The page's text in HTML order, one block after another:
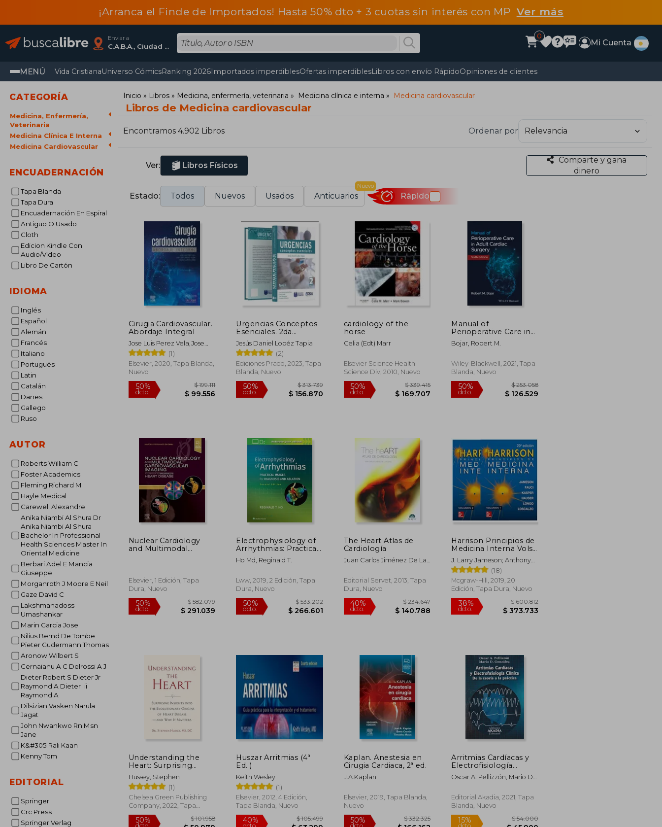
¡Arranca el Finde de Importados! Hasta 50% dto + 3 cuotas sin interés con MP Ver más
Enviar a
C.A.B.A., Ciudad Autónoma De Buenos Aires
0
Mi Cuenta
MENÚ Vida CristianaUniverso CómicsRanking 2026Importados imperdiblesOfertas imperdiblesLibros con envío RápidoOpiniones de clientes
CATEGORÍA
Medicina, Enfermería,
Veterinaria
Medicina Clínica E Interna
Medicina Cardiovascular
ENCUADERNACIÓN
Tapa Blanda
Tapa Dura
Encuadernación En Espiral
Antiguo O Usado
Cloth
Edicion Kindle Con
Audio/Video
Libro De Cartón
IDIOMA
Inglés
Español
Alemán
Francés
Italiano
Portugués
Latin
Catalán
Danes
Gallego
Ruso
AUTOR
Roberts William C
Foster Academics
Fleming Richard M
Hayle Medical
Carewell Alexandre
Anika Niambi Al Shura Dr
Anika Niambi Al Shura
Bachelor In Professional
Health Sciences Master In
Oriental Medicine
Berbari Adel E Mancia
Giuseppe
Morganroth J Moore E Neil
Gaze David C
Lakshmanadoss
Umashankar
Marin Garcia Jose
Nilius Bernd De Tombe
Pieter Gudermann Thomas
Aronow Wilbert S
Cernaianu A C Delrossi A J
Dieter Robert S Dieter Jr
Raymond A Dieter Iii
Raymond A
Dilsizian Vasken Narula
Jagat
John Nwankwo Rn Msn
Jane
K&#305 Rali Kaan
Kenny Tom
EDITORIAL
Springer
Crc Press
Springer Verlag
Inicio Libros Medicina, enfermería, veterinaria Medicina clínica e interna Medicina cardiovascular
Libros de Medicina cardiovascular
Encontramos 4.902 Libros Ordenar por
Ver: Libros Físicos
Comparte y gana
dinero
Estado: Todos Nuevos Usados Anticuarios
Nuevo
Rápido
Cirugia Cardiovascular.
Abordaje Integral
Jose Luis Perez Vela,Jose
Luis Jimenez Rivera
(1)
Elsevier, 2020, Tapa Blanda,
Nuevo
Urgencias Conceptos
Esenciales. 2da
Edición. Tomo 1 y 2
Jesús Daniel Lopéz Tapia
(2)
Ediciones Prado, 2023, Tapa
Blanda, Nuevo
$ 156.870
cardiology of the
horse
Celia (edt) Marr
Elsevier Science Health
Science Div, 2010, Nuevo
$ 169.707
Manual of
Perioperative Care in
Adult Cardiac Surgery
(en Inglés)
Bojar, Robert M.
Wiley-Blackwell, 2021, Tapa
Blanda, Nuevo
Nuclear Cardiology
and Multimodal
Braunwald'S Heart
Disease (en Inglés)
Elsevier, 1 Edición, Tapa
Dura, Nuevo
50%
Electrophysiology of
Arrhythmias: Practical
Images for Diagnosis
and Ablation (en
Ho Md, Reginald T.
Lww, 2019, 2 Edición, Tapa
Dura, Nuevo
The Heart Atlas de
Cardiología
Juan Carlos Jiménez De La
Editorial Servet, 2013, Tapa
Dura, Nuevo
40%
dcto.
$ 234.647
$ 140.788
Harrison Principios de
Medicina Interna Vols 1
y 2
J. Larry Jameson; Anthony
Fauci; Dennis Kasper;
Stephen Hauser; Dan
Longo; Joseph Loscalzo
(18)
Mcgraw-Hill, 2019, 20
Edición, Tapa Dura, Nuevo
38%
dcto.
Understanding the
Heart: Surprising
Insights Into the
Evolutionary Origins
of Heart Disease―And
why it Matters (en
Inglés)
Hussey, Stephen
(1)
Chelsea Green Publishing
Company, 2022, Tapa
Blanda, Nuevo
Huszar Arritmias (4ª
Ed. )
Keith Wesley
(1)
Elsevier, 2012, 4 Edición,
Tapa Blanda, Nuevo
Kaplan. Anestesia en
Cirugia Cardiaca, 2ª ed.
J.A.Kaplan
Elsevier, 2019, Tapa Blanda,
Nuevo
Arritmias Cardíacas y
Electrofisiología
Clínica. De la Teoría a
la Práctica
Oscar A. Pellizzón, Mario D.
Editorial Akadia, 2021, Tapa
Blanda, Nuevo